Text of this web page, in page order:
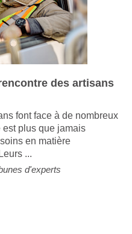
des artisans
font face à de nombreux
est plus que jamais
en matière
...
d'experts